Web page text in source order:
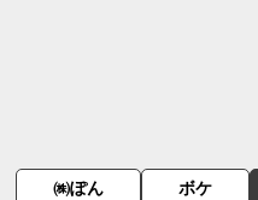
㈱ぽん ボケ